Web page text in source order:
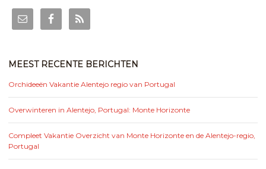
MEEST RECENTE BERICHTEN
Orchideeën Vakantie Alentejo regio van Portugal
Overwinteren in Alentejo, Portugal: Monte Horizonte
Compleet Vakantie Overzicht van Monte Horizonte en de Alentejo-regio,
Portugal